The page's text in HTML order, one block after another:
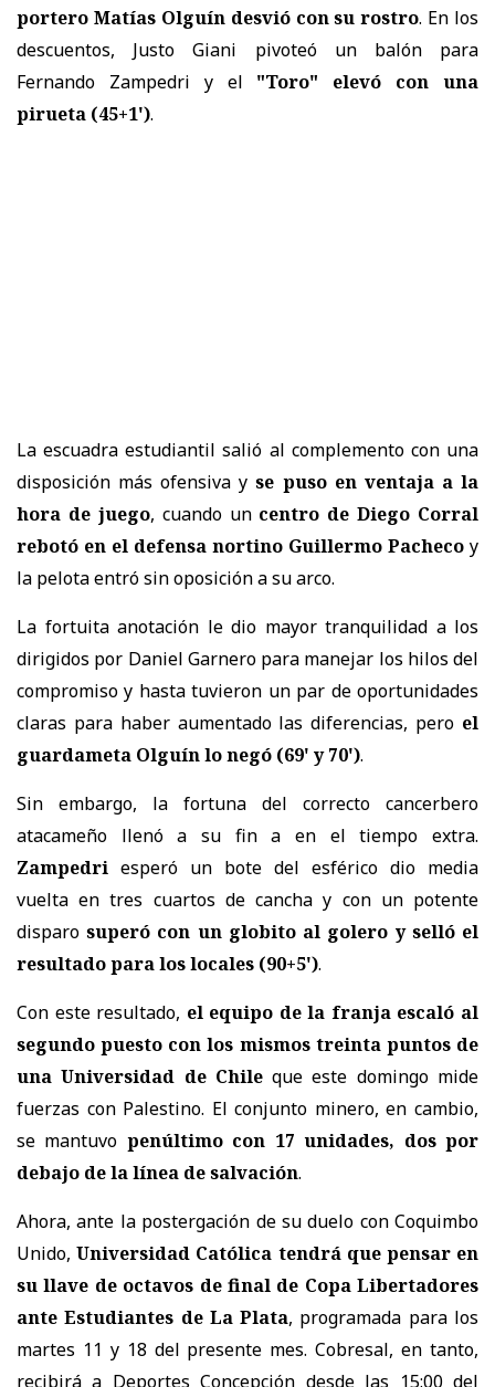
portero Matías Olguín desvió con su rostro. En los
descuentos, Justo Giani pivoteó un balón para
Fernando Zampedri y el "Toro" elevó con una
pirueta (45+1').
La escuadra estudiantil salió al complemento con una
disposición más ofensiva yse puso en ventaja a la
hora de juego, cuando uncentro de Diego Corral
rebotó en el defensa nortino Guillermo Pacheco y
la pelota entró sin oposición a su arco.
La fortuita anotación le dio mayor tranquilidad a los
dirigidos por Daniel Garnero para manejar los hilos del
compromiso y hasta tuvieron un par de oportunidades
claras para haber aumentado las diferencias, pero el
guardameta Olguín lo negó (69' y 70').
Sin embargo, la fortuna del correcto cancerbero
atacameño llenó a su fin a en el tiempo extra.
Zampedri esperó un bote del esférico dio media
vuelta en tres cuartos de cancha y con un potente
disparosuperó con un globito al golero y selló el
resultado para los locales (90+5').
Con este resultado, el equipo de la franja escaló al
segundo puesto con los mismos treinta puntos de
una Universidad de Chileque este domingo mide
fuerzas con Palestino. El conjunto minero, en cambio,
se mantuvo penúltimo con 17 unidades, dos por
debajo de la línea de salvación.
Ahora, ante la postergación de su duelo con Coquimbo
Unido,Universidad Católica tendrá que pensar en
su llave de octavos de final de Copa Libertadores
ante Estudiantes de La Plata, programada para los
martes 11 y 18 del presente mes. Cobresal, en tanto,
recibirá a Deportes Concepción desde las 15:00 del